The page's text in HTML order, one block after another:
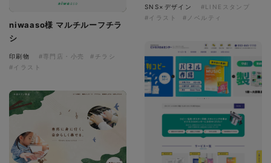
niwaaso様 マルチルーフチラ
シ
印刷物 #専門店・小売
#チラシ
#イラスト
SNS×デザイン
#LINEスタンプ
#イラスト
#ノベルティ